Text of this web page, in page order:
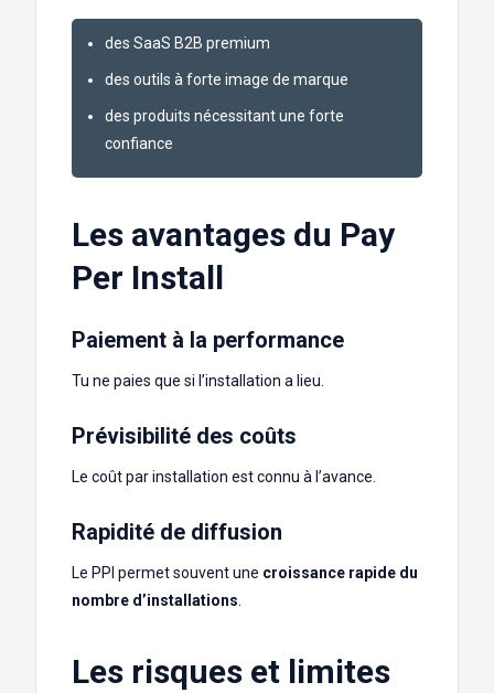
des SaaS B2B premium
des outils à forte image de marque
des produits nécessitant une forte
confiance
Les avantages du Pay
Per Install
Paiement à la performance
Tu ne paies que si l’installation a lieu.
Prévisibilité des coûts
Le coût par installation est connu à l’avance.
Rapidité de diffusion
Le PPI permet souvent une croissance rapide du
nombre d’installations
Les risques et limites